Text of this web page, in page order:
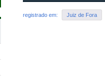
registrado em: Juiz de Fora